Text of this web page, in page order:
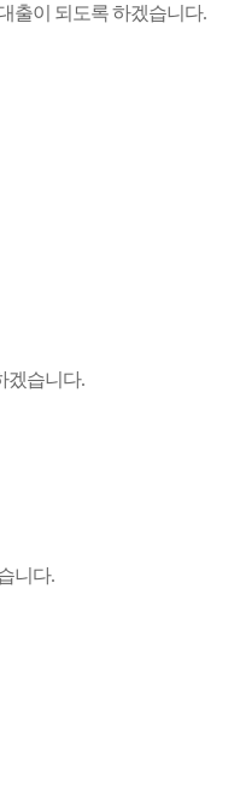
출이 되도록 하겠습니다.
겠습니다.
니다.